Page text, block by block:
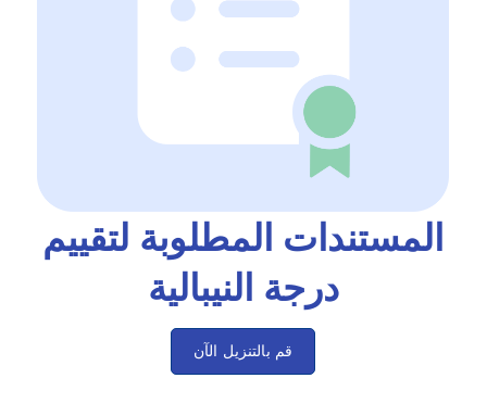
المطلوبة لتقييم
درجة النيبالية
قم بالتنزيل الآن